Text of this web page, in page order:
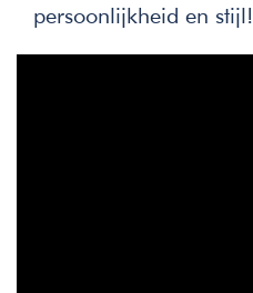
persoonlijkheid en stijl!